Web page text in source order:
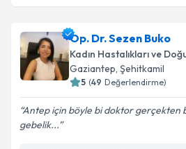
Doç. Dr. Osman Barutiçin
oluşturun. Size bu uzmandan
takvim hazırlandığında e-
Op. Dr. Sezen Buko
Kadın Hastalıkları ve
Gaziantep, Şehitkamil
5 (49 Değerlendirme)
Antep için böyle bi doktor gerçekten
gebelik...